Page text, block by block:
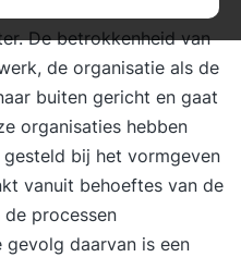
aan: efficiënter,
De betrokkenheid van
de organisatie als de
buiten gericht en gaat
organisaties hebben
bij het vormgeven
vanuit behoeftes van de
processen
daarvan is een